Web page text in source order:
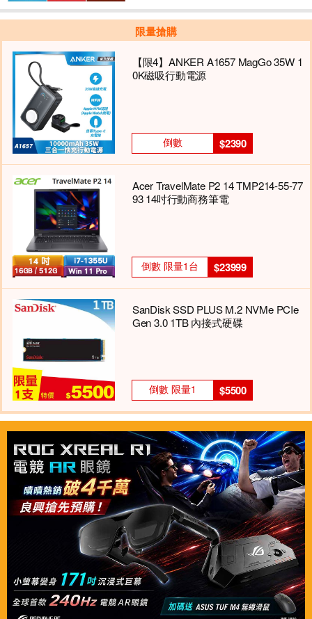
限量搶購
【限4】ANKER A1657 MagGo 35W 1
0K磁吸行動電源
倒數 $2390
Acer TravelMate P2 14 TMP214-55-77
93 14吋行動商務筆電
倒數 限量1台 $23999
SanDisk SSD PLUS M.2 NVMe PCIe
Gen 3.0 1TB 內接式硬碟
倒數 限量1 $5500